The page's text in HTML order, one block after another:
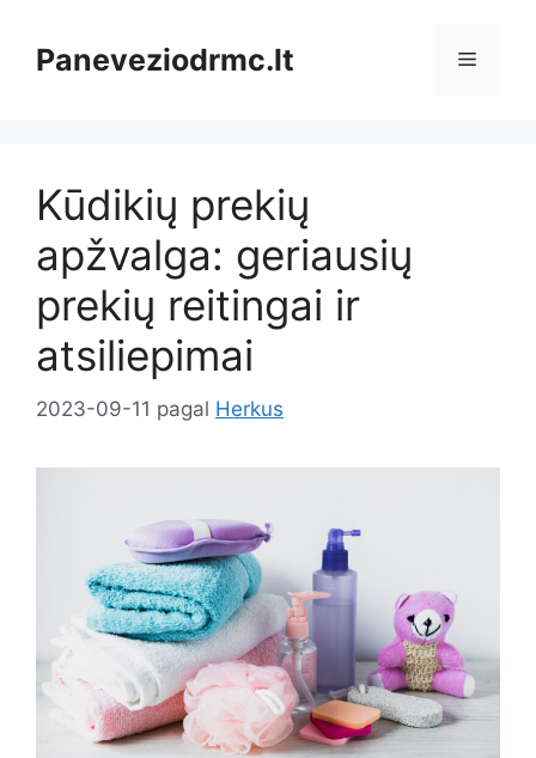
turinioPaneveziodrmc.lt Meniu
Kūdikių prekių
apžvalga: geriausių
prekių reitingai ir
atsiliepimai
2023-09-11 pagal Herkus